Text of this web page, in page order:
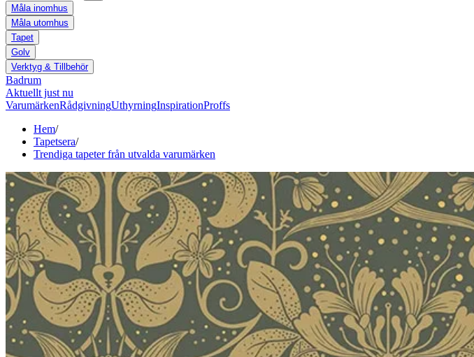
Måla inomhus
Måla utomhus
Tapet
Golv
Verktyg & Tillbehör
Badrum
Aktuellt just nu
VarumärkenRådgivningUthyrningInspirationProffs
Hem/
Tapetsera/
Trendiga tapeter från utvalda varumärken